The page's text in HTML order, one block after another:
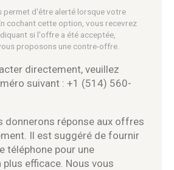
permet d'être alerté lorsque votre
cochant cette option, vous recevrez
si l'offre a été acceptée,
proposons une contre-offre.
directement, veuillez
suivant : +1 (514) 560-
donnerons réponse aux offres
Il est suggéré de fournir
téléphone pour une
efficace. Nous vous